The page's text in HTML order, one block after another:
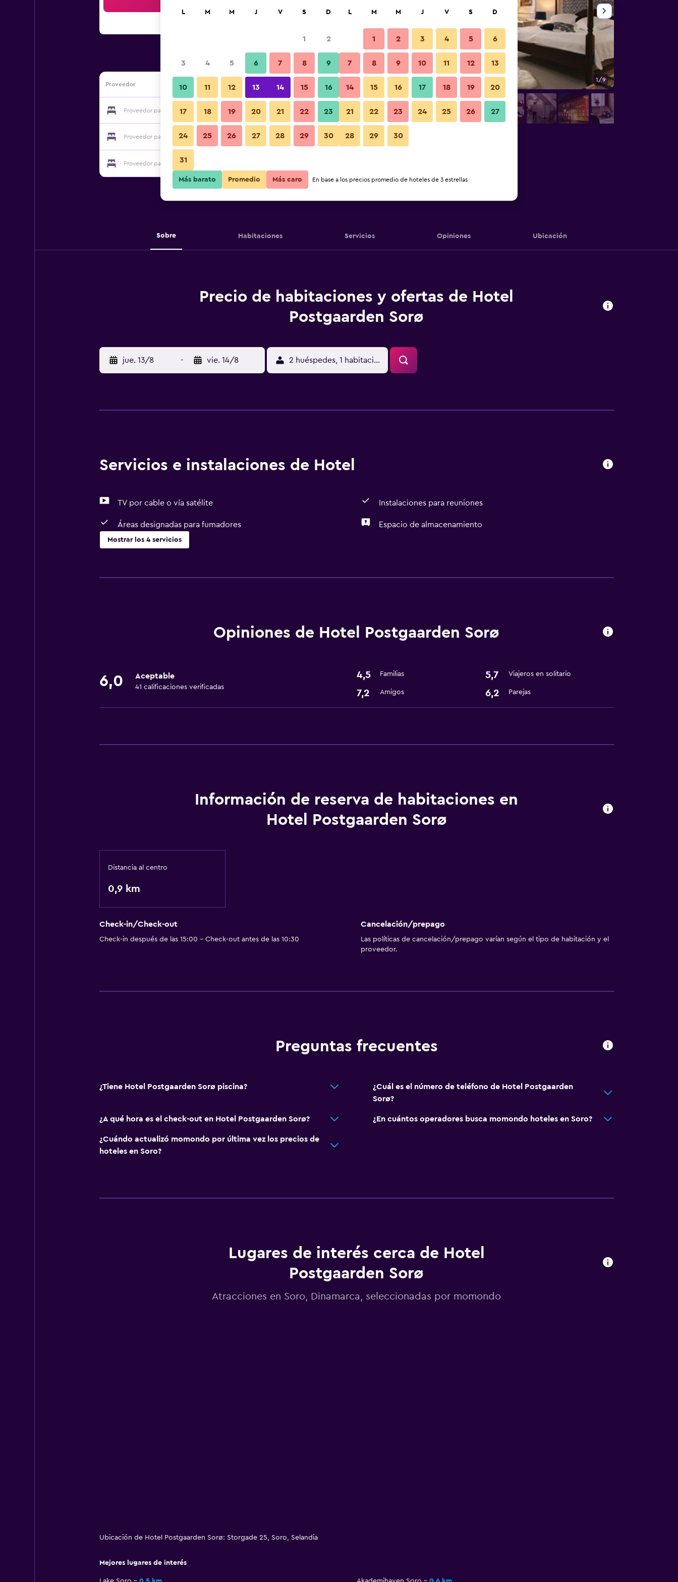
Proveedor
Proveedor para Hotel Postgaarden Sorø Ver precios
Proveedor para Hotel Postgaarden Sorø Ver precios
Proveedor para Hotel Postgaarden Sorø
Habitación 1/9
Fotos
Sobre Habitaciones Servicios Opiniones Ubicación
Precio de habitaciones y ofertas de Hotel
Postgaarden Sorø
jue. 13/8 - vie. 14/8 2 huéspedes, 1 habitación
Servicios e instalaciones de Hotel
TV por cable o vía satélite Instalaciones para reuniones
Áreas designadas para fumadores Espacio de almacenamiento
Mostrar los 4 servicios
TV por cable o vía satélite
Áreas designadas para fumadores
Opiniones de Hotel Postgaarden Sorø
6,0 Aceptable
41 calificaciones verificadas
4,5 Familias 5,7 Viajeros en solitario
7,2 Amigos 6,2 Parejas
Información de reserva de habitaciones en
Hotel Postgaarden Sorø
Distancia al centro
0,9 km
Check-in/Check-out
Check-in después de las 15:00 - Check-out antes de las 10:30
Cancelación/prepago
Las políticas de cancelación/prepago varían según el tipo de habitación y el
proveedor.
Preguntas frecuentes
¿Tiene Hotel Postgaarden Sorø piscina?
¿Cuál es el número de teléfono de Hotel Postgaarden
Sorø?
¿A qué hora es el check-out en Hotel Postgaarden Sorø? ¿En cuántos operadores busca momondo hoteles en Soro?
¿Cuándo actualizó momondo por última vez los precios de
hoteles en Soro?
Lugares de interés cerca de Hotel
Postgaarden Sorø
Atracciones en Soro, Dinamarca, seleccionadas por momondo
Ubicación de Hotel Postgaarden Sorø: Storgade 25, Soro, Selandia
Mejores lugares de interés
L M M J V S D
1 2
3 4 5 6 7 8 9
10 11 12 13 14 15 16
17 18 19 20 21 22 23
24 25 26 27 28 29 30
31
L M M J V S D
1 2 3 4 5 6
7 8 9 10 11 12 13
14 15 16 17 18 19 20
21 22 23 24 25 26 27
28 29 30
Más barato Promedio Más caro En base a los precios promedio de hoteles de 3 estrellas